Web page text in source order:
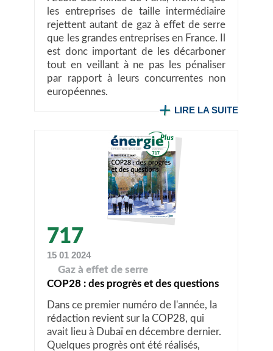
les entreprises de taille intermédiaire
rejettent autant de gaz à effet de serre
que les grandes entreprises en France. Il
est donc important de les décarboner
tout en veillant à ne pas les pénaliser
par rapport à leurs concurrentes non
européennes.
LIRE LA SUITE
717
15 01 2024
Gaz à effet de serre
COP28 : des progrès et des questions
Dans ce premier numéro de l'année, la
rédaction revient sur la COP28, qui
avait lieu à Dubaï en décembre dernier.
Quelques progrès ont été réalisés,